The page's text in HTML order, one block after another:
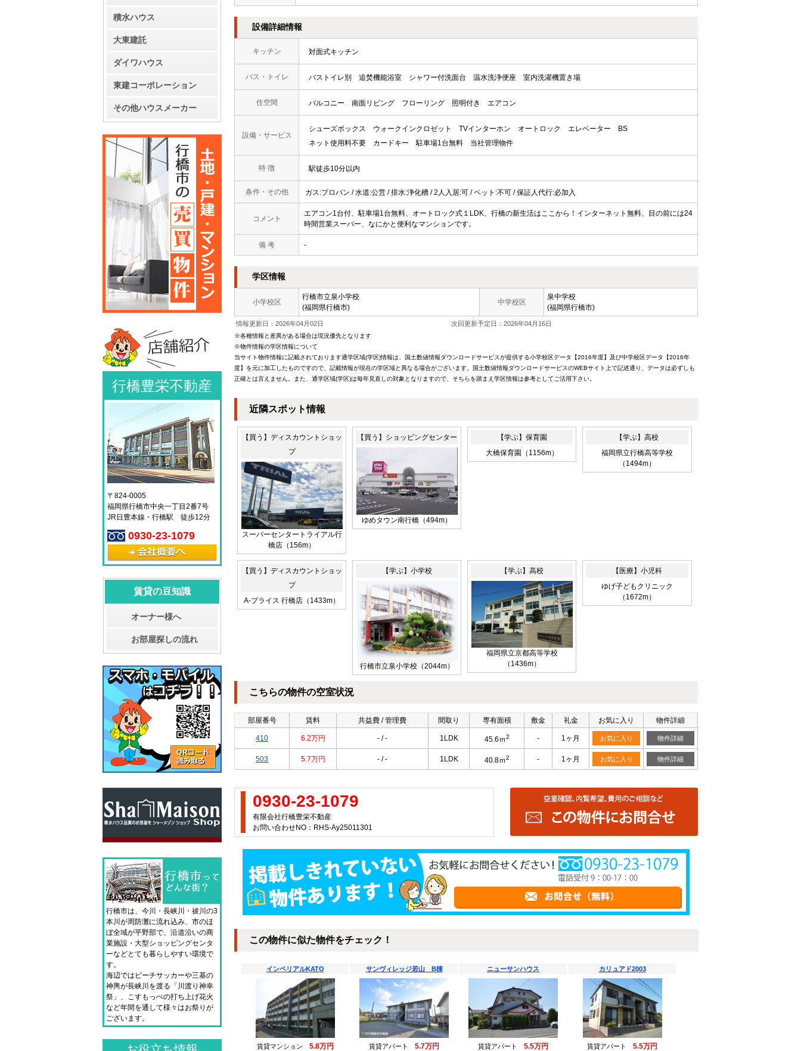
設備詳細情報
キッチン 対面式キッチン
バス・トイレ バストイレ別 追焚機能浴室 シャワー付洗面台 温水洗浄便座 室内洗濯機置き場
住空間 バルコニー 南面リビング フローリング 照明付き エアコン
設備・サービス
シューズボックス ウォークインクロゼット TVインターホン オートロック エレベーター
BS
ネット使用料不要
カードキー 駐車場1台無料 当社管理物件
特 徴 駅徒歩10分以内
条件・その他 ガス:プロパン / 水道:公営 / 排水:浄化槽 / 2人入居:可 / ペット:不可 / 保証人代行:必加入
コメント
エアコン1台付、駐車場1台無料、オートロック式１LDK、行橋の新生活はここから！インターネット無料、目の前には24
時間営業スーパー、なにかと便利なマンションです。
備 考 -
学区情報
小学校区
行橋市立泉小学校
(福岡県行橋市)
中学校区
泉中学校
(福岡県行橋市)
情報更新日：2026年04月02日 次回更新予定日：2026年04月16日
※各種情報と差異がある場合は現況優先となります
※物件情報の学区情報について
当サイト物件情報に記載されております通学区域(学区)情報は、国土数値情報ダウンロードサービスが提供する小学校区データ【2016年度】及び中学校区データ【2016年
度】を元に加工したものですので、記載情報が現在の学区域と異なる場合がございます。国土数値情報ダウンロードサービスのWEBサイト上で記述通り、データは必ずしも
正確とは言えません。また、通学区域(学区)は毎年見直しの対象となりますので、そちらを踏まえ学区情報は参考としてご活用下さい。
近隣スポット情報
【買う】ディスカウントショッ
プ
スーパーセンタートライアル行
橋店（156m）
【買う】ショッピングセンター
ゆめタウン南行橋（494m）
【学ぶ】保育園
大橋保育園（1156m）
【学ぶ】高校
福岡県立行橋高等学校
（1494m）
【買う】ディスカウントショッ
プ
A-プライス 行橋店（1433m）
【学ぶ】小学校
行橋市立泉小学校（2044m）
【学ぶ】高校
福岡県立京都高等学校
（1436m）
【医療】小児科
ゆげ子どもクリニック
（1672m）
こちらの物件の空室状況
部屋番号 賃料 共益費 / 管理費 間取り 専有面積 敷金 礼金 お気に入り 物件詳細
410 6.2万円 - / - 1LDK 45.6ｍ2 - 1ヶ月 お気に入り 物件詳細
503 5.7万円 - / - 1LDK 40.8ｍ2 - 1ヶ月 お気に入り 物件詳細
0930-23-1079
有限会社行橋豊栄不動産
お問い合わせNO：RHS-Ay25011301
この物件に似た物件をチェック！
インペリアルKATO
賃貸マンション 5.8万円
サンヴィレッジ若山 B棟
賃貸アパート 5.7万円
ニューサンハウス
賃貸アパート 5.5万円
カリュアド2003
賃貸アパート 5.5万円
積水ハウス
大東建託
ダイワハウス
東建コーポレーション
その他ハウスメーカー
行橋豊栄不動産
〒824-0005
福岡県行橋市中央一丁目2番7号
JR日豊本線・行橋駅 徒歩12分
0930-23-1079
賃貸の豆知識
オーナー様へ
お部屋探しの流れ
行橋市は、今川・長峡川・祓川の3
本川が周防灘に流れ込み、市のほ
ぼ全域が平野部で、沿道沿いの商
業施設・大型ショッピングセンタ
ーなどとても暮らしやすい環境で
す。
海辺ではビーチサッカーや三基の
神輿が長峡川を渡る「川渡り神幸
祭」、こすもっぺの打ち上げ花火
など年間を通して様々はお祭りが
ございます。